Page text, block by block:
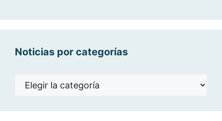
Noticias por categorías
Noticias